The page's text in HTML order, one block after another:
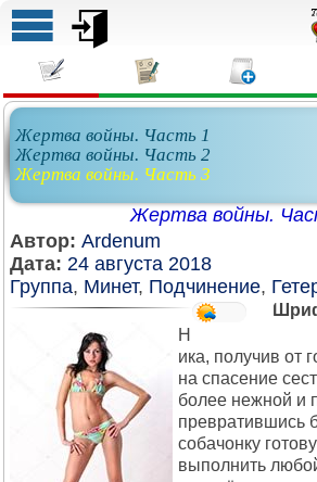
Жертва войны. Часть 1
Жертва войны. Часть 2
Жертва войны. Часть 3
Жертва войны.
Автор: Ardenum
Дата: 24 августа 2018
Группа, Минет, Подчинение,
Н
ика, получив от
на спасение
более нежной и
превратившись
собачонку
выполнить